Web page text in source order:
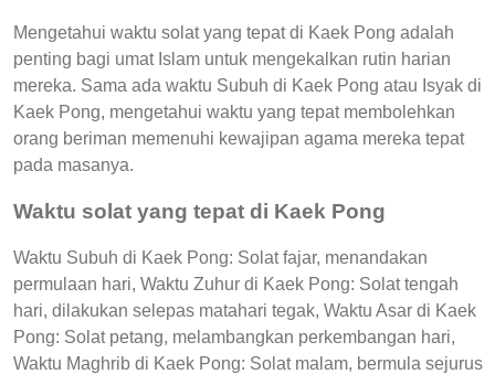
Mengetahui waktu solat yang tepat di Kaek Pong adalah
penting bagi umat Islam untuk mengekalkan rutin harian
mereka. Sama ada waktu Subuh di Kaek Pong atau Isyak di
Kaek Pong, mengetahui waktu yang tepat membolehkan
orang beriman memenuhi kewajipan agama mereka tepat
pada masanya.
Waktu solat yang tepat di Kaek Pong
Waktu Subuh di Kaek Pong: Solat fajar, menandakan
permulaan hari, Waktu Zuhur di Kaek Pong: Solat tengah
hari, dilakukan selepas matahari tegak, Waktu Asar di Kaek
Pong: Solat petang, melambangkan perkembangan hari,
Waktu Maghrib di Kaek Pong: Solat malam, bermula sejurus